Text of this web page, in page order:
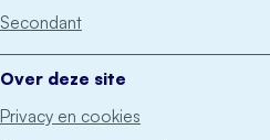
Secondant
Over deze site
Privacy en cookies